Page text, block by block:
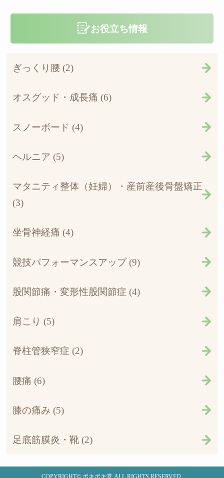
お役立ち情報
ぎっくり腰 (2)
オスグッド・成長痛 (6)
スノーボード (4)
ヘルニア (5)
マタニティ整体（妊婦）・産前産後骨盤矯正
(3)
坐骨神経痛 (4)
競技パフォーマンスアップ (9)
股関節痛・変形性股関節症 (4)
肩こり (5)
脊柱管狭窄症 (2)
腰痛 (6)
膝の痛み (5)
足底筋膜炎・靴 (2)
COPYRIGHT© ポキポキ堂 ALL RIGHTS RESERVED.